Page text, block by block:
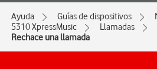
Ayuda Guías de dispositivos
5310 XpressMusic
Llamadas
Rechace una llamada